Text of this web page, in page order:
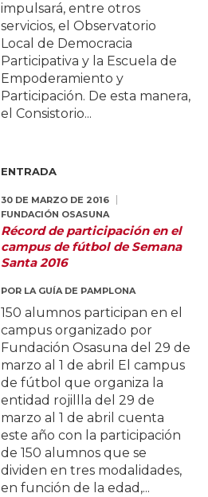
impulsará, entre otros
servicios, el Observatorio
Local de Democracia
Participativa y la Escuela de
Empoderamiento y
Participación. De esta manera,
el Consistorio...
ENTRADA
30 DE MARZO DE 2016
FUNDACIÓN OSASUNA
Récord de participación en el
campus de fútbol de Semana
Santa 2016
POR LA GUÍA DE PAMPLONA
150 alumnos participan en el
campus organizado por
Fundación Osasuna del 29 de
marzo al 1 de abril El campus
de fútbol que organiza la
entidad rojillla del 29 de
marzo al 1 de abril cuenta
este año con la participación
de 150 alumnos que se
dividen en tres modalidades,
en función de la edad,...